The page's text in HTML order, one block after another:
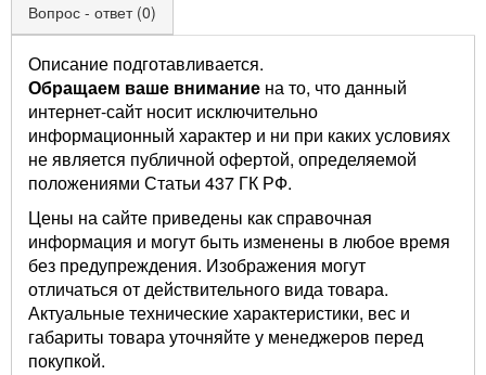
Вопрос - ответ (0)
Описание подготавливается.
Обращаем ваше внимание на то, что данный
интернет-сайт носит исключительно
информационный характер и ни при каких условиях
не является публичной офертой, определяемой
положениями Статьи 437 ГК РФ.
Цены на сайте приведены как справочная
информация и могут быть изменены в любое время
без предупреждения. Изображения могут
отличаться от действительного вида товара.
Актуальные технические характеристики, вес и
габариты товара уточняйте у менеджеров перед
покупкой.